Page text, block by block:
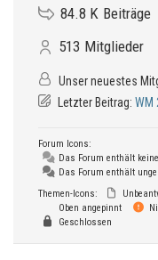
84.8 K Beiträge
513 Mitglieder
Unser neuestes
Letzter Beitrag: WM
Forum Icons:
Das Forum enthält
Das Forum enthält
Themen-Icons:
Oben angepinnt
Geschlossen